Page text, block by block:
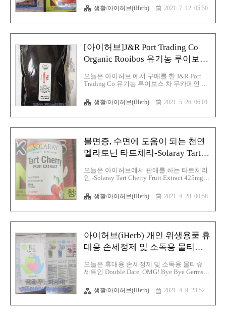
잘 통..
장(콩팥, 腎臟, kidney)이라는 것은 사람을 포
함한 척추동물의 장기 중 하나로서 배설기관
할을 하며 걸러진 노폐물과 물은 오줌의 형
태로 방광으로 몸으로 내보내는 역할을 하고
있으며 신장은 자연치유가 되지 않는 장기
즉 한번 파괴되면 복구가 안 되고 노화와 함
께 자연히 기능이 망가져 가지만 여러 가지
원인으로 더욱 빨리 망가질 수 있기 때문에
항상 신경을 써 주어야 하는 장기입니다. 신
장이 망가지는 원인은 다양합니다. 신장은
노..
생활/아이허브(iHerb) 2021. 7. 12. 05:50
[아이허브]J&R Port Trading Co
Organic Rooibos 유기농 루이보스
오늘은 아이허브 에서 구매를 한 J&R Port
Trading Co 유기농 루이보스 차 무카페인 1
니다. 루이보스 차 특징은 다음과 같습니다.
루이 보스 차는 영어권에서는 Rooibos tea,
산화 작용으로 노화방지에 좋고 알레르기 증
상 완화 피부미용 등에 좋다고 알려졌으면
숙면에도 좋은 차입니다. 그리고 루이보스차
의 특징은 다음과 같습니다. 1. 무 카페인: 루
이보스 자체가 무카페인이라서 인의 적으로
무카페인으로 만들려고 화학적인 방법을 사
용하지 않아도 됩니다. 2. 강력한 항산화 성
분이 있음: 아스파라신과 노토파긴으로 불리
생활/아이허브(iHerb) 2021. 5. 26. 06:01
불면증, 수면에 도움이 되는 천연
멜라토닌 타트체리-Solaray Tart
오늘은 아이허브에서 판매를 하는 타트체리
인 -Solaray Tart Cherry Fruit Extract 425mg에
라는 것은 벚나무의 열매를 뜻하는 영어 단
어이며 한국에서는 버찌라고 불리고 있으며
화 물질이 풍부해 다양한 질병 예방과 노화
에 도움이 되는 물질이 들어 있어서 노화 예
방 등에 도움이 됩니다. 그리고 체리에는 과
산화 억제 역할을 하는 케르세틴과 안토시아
닌이 풍부해 노화 원인인 활성산소를 억제하
고 암을 예방하는 역할을 하고 있으며 체리
에 풍부한 칼륨은 혈압을 낮추고 맥박을 안
정시켜 심혈관계 질환의 위험을 줄이는 역할
인 멜라토닌..
생활/아이허브(iHerb) 2021. 4. 28. 00:58
아이허브(iHerb) 개인 위생용품 휴
대용 손세정제 및 소독용 물티슈
Germs Sanitizing Essential Kit 3
독 살균 키트)
오늘은 휴대용 손세정제 및 소독용 물티슈
세트인 Double Dare, OMG! Bye Bye Germs
가!잘가!필수 소독 살균 키트)에 대해 적어보
겠습니다.일단 비슷한 휴대용 손세정제 및
생활/아이허브(iHerb) 2021. 4. 9. 23:52